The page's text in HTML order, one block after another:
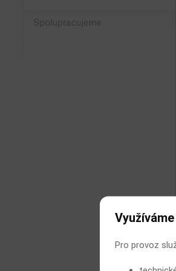
Spolupracujeme
Pro provoz